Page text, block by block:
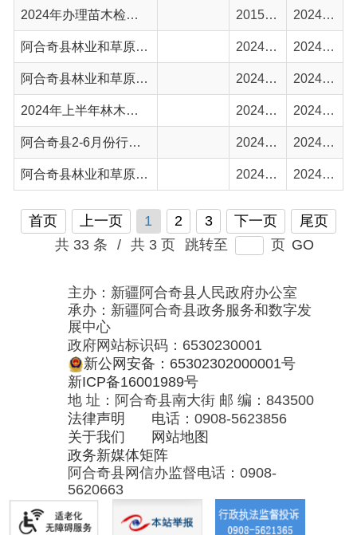
阿合奇县2-6月份行政执法情况 2024-06-05 2024-06-07
阿合奇县林业和草原局1月1日-2月5日行政执法情况 2024-02-04 2024-02-05
首页 上一页 1 2 3 下一页 尾页
共 33 条 / 共 3 页 页 GO
主办：新疆阿合奇县人民政府办公室
承办：新疆阿合奇县政务服务和数字发
新公网安备：65302302000001号
新ICP备16001989号
地 址：阿合奇县南大街 邮 编：843500
关于我们
网站地图
政务新媒体矩阵
阿合奇县网信办监督电话：0908-
5620663